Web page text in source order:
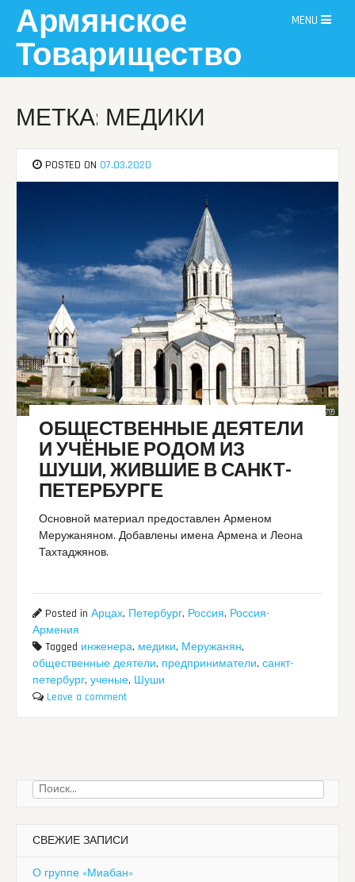
content
Армянское
Товарищество
MENU
МЕТКА: МЕДИКИ
POSTED ON 07.03.2020
ОБЩЕСТВЕННЫЕ ДЕЯТЕЛИ
И УЧЁНЫЕ РОДОМ ИЗ
ШУШИ, ЖИВШИЕ В САНКТ-
ПЕТЕРБУРГЕ
Основной материал предоставлен Арменом
Меружаняном. Добавлены имена Армена и Леона
Тахтаджянов.
Posted inАрцах, Петербург, Россия, Россия-
Армения
Tagged инженера, медики, Меружанян,
общественные деятели, предприниматели,санкт-
петербург,ученые, Шуши
Leave a comment
Найти:
СВЕЖИЕ ЗАПИСИ
О группе «Миабан»